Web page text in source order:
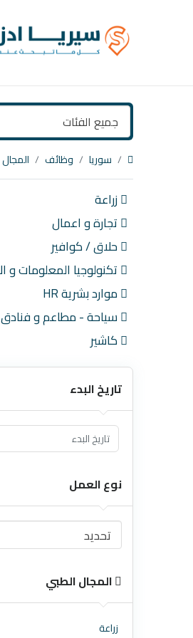
جميع الفئات
سوريا وظائف
زراعة
تجارة و اعمال
حلاق / كوافير
تكنولوجيا المعلومات و
موارد بشرية HR
سياحة - مطاعم و فنادق
كاشير
تاريخ البدء
نوع العمل
تحديد
المجال الطبي
زراعة